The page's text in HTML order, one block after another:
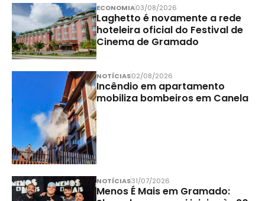
ECONOMIA03/08/2026
Laghetto é novamente a rede
hoteleira oficial do Festival de
Cinema de Gramado
NOTÍCIAS02/08/2026
Incêndio em apartamento
mobiliza bombeiros em Canela
NOTÍCIAS31/07/2026
Menos É Mais em Gramado: